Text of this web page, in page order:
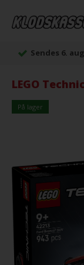
Sendes 6.
LEGO
På lager